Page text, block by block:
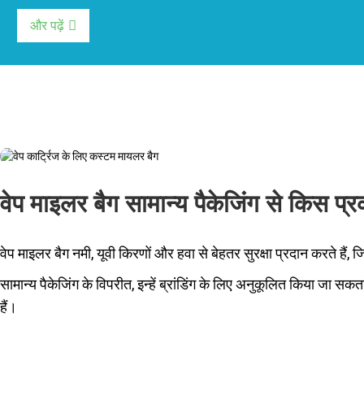
और पढ़ें
वेप माइलर बैग सामान्य पैकेजिंग से किस
वेप माइलर बैग नमी, यूवी किरणों और हवा से बेहतर सुरक्षा प्रदान करते हैं,
सामान्य पैकेजिंग के विपरीत, इन्हें ब्रांडिंग के लिए अनुकूलित किया जा
हैं।